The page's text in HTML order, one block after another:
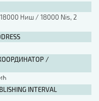
[B5, ћир]
[B5, лат]
[B5, енг]
Ниш / 18000 Nis, 2
/
INTERVAL